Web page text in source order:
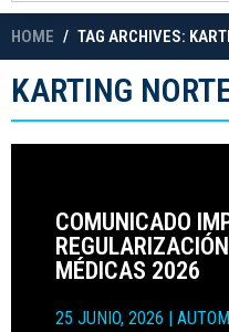
HOME TAG ARCHIVES:
KARTING
COMUNICADO
MÉDICAS 2026
25 JUNIO, 2026